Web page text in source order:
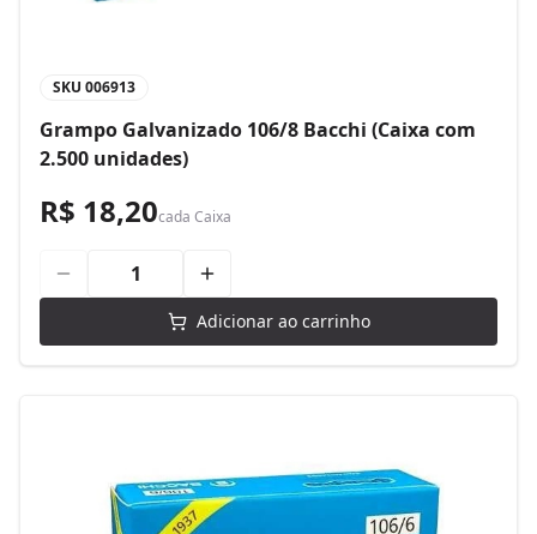
SKU 006913
Grampo Galvanizado 106/8 Bacchi (Caixa com
2.500 unidades)
R$ 18,20cada Caixa
Adicionar ao carrinho